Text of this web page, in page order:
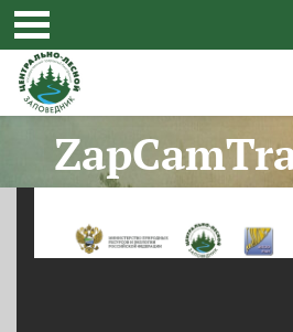
Перейти к основному содержанию